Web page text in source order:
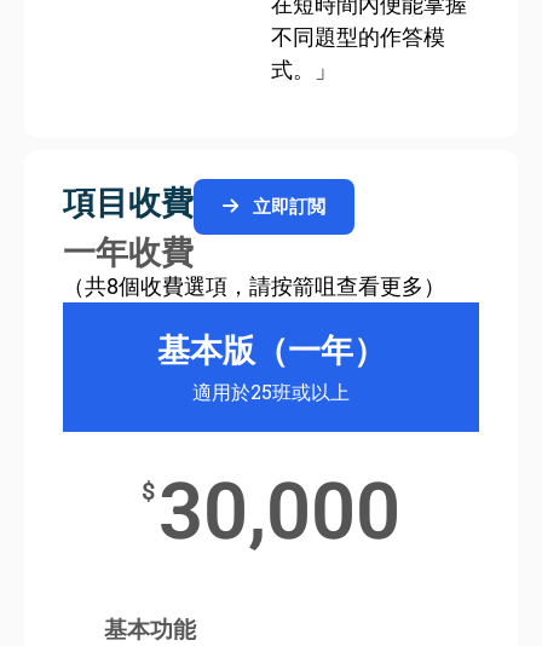
不同題型的作答模
式。」
項目收費 立即訂閲
一年收費
（共8個收費選項，請按箭咀查看更多）
基本版（一年）
適用於25班或以上
$ 30,000
基本功能